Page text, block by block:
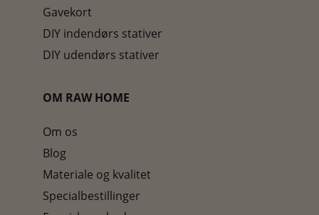
Gavekort
DIY indendørs stativer
DIY udendørs stativer
OM RAW HOME
Om os
Blog
Materiale og kvalitet
Specialbestillinger